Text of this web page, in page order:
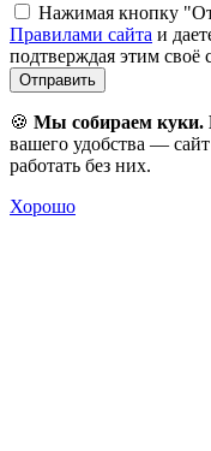
Нажимая кнопку
Правилами сайта и
подтверждая этим своё
Отправить
🍪 Мы собираем куки.
вашего удобства —
работать без них.
Хорошо